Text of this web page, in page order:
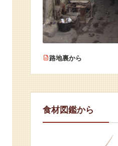
路地裏から
食材図鑑から